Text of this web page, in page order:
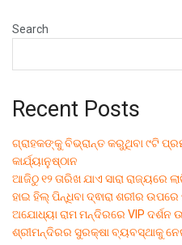
Search
Recent Posts
ଗ୍ରାହକଙ୍କୁ ବିଭ୍ରାନ୍ତ କରୁଥିବା ୯ଟି
କାର୍ଯ୍ୟାନୁଷ୍ଠାନ
ଆଜିଠୁ ୧୨ ତାରିଖ ଯାଏ ସାରା ରାଜ୍ୟରେ
ହାଇ ହିଲ୍ ପିନ୍ଧିବା ଦ୍ଵାରା ଶରୀର
ଅଯୋଧ୍ୟା ରାମ ମନ୍ଦିରରେ VIP ଦର୍ଶନ
ଶ୍ରୀମନ୍ଦିରର ସୁରକ୍ଷା ବ୍ୟବସ୍ଥାକୁ